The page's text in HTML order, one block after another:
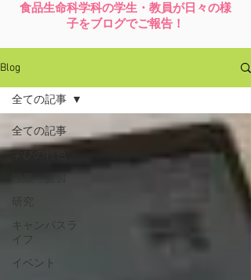
食品生命科学科の学生・教員が日々の様
子をブログでご報告！
Blog
全ての記事
キャンパスラ
イフ
イベント
全ての記事